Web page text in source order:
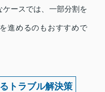
ケースでは、一部分割を
進めるのもおすすめで
トラブル解決策